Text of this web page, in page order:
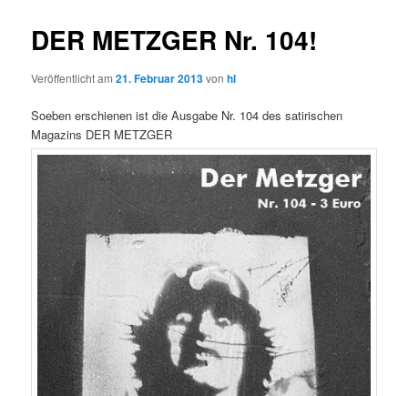
DER METZGER Nr. 104!
Veröffentlicht am21. Februar 2013vonhl
Soeben erschienen ist die Ausgabe Nr. 104 des satirischen
Magazins DER METZGER